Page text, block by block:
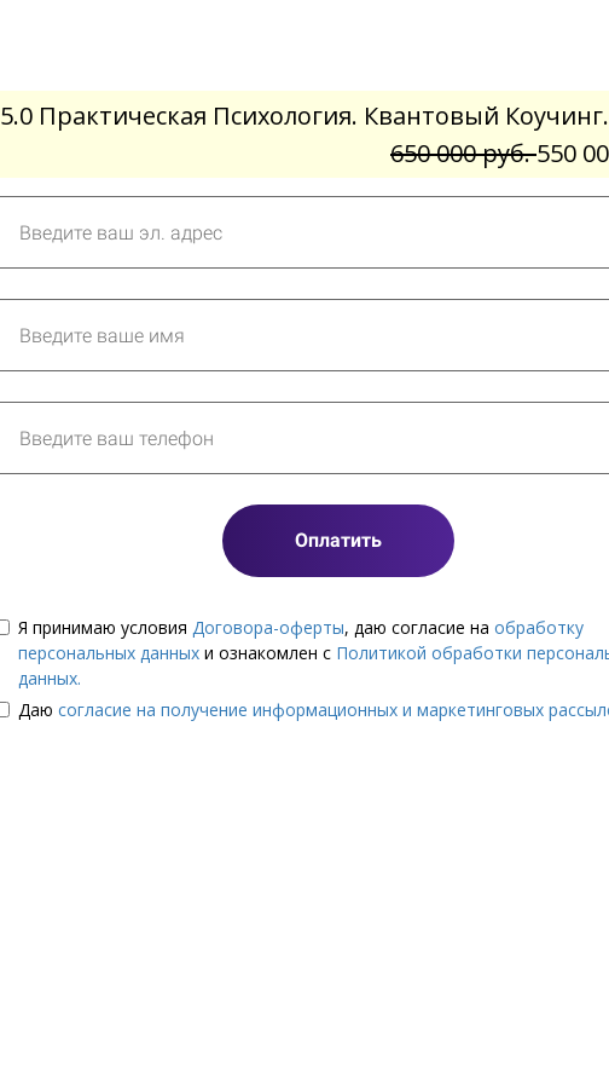
5.0 Практическая Психология. Квантовый
650 000 руб.550
Оплатить
Я принимаю условия Договора-оферты, даю согласие на обработку
персональных данных и ознакомлен с Политикой обработки
данных.
Даю согласие на получение информационных и маркетинговых